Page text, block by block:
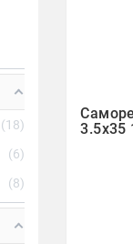
18
6
8
3.5х35